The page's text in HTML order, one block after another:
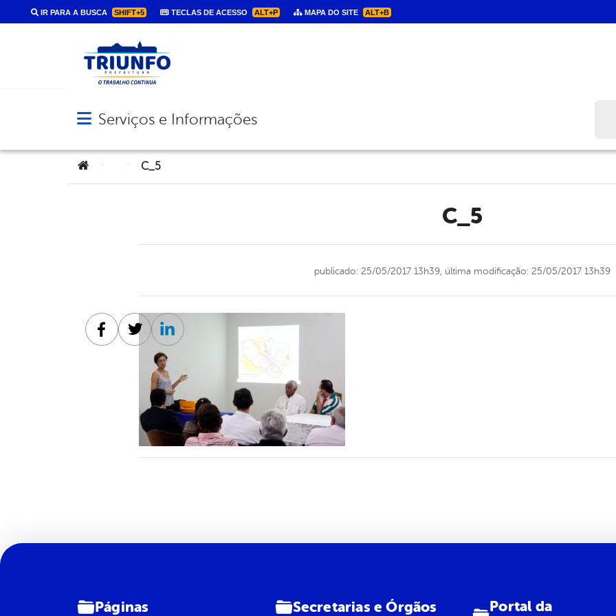
IR PARA A BUSCA SHIFT+5 TECLAS DE ACESSO ALT+P MAPA DO SITE ALT+B
Abrir menu principal de navegação
Serviços e Informações
Você está aqui:C_5
C_5
publicado: 25/05/2017 13h39, última modificação: 25/05/2017 13h39
Facebook
TwitterLinkedin
Páginas Secretarias e Órgãos
Portal da